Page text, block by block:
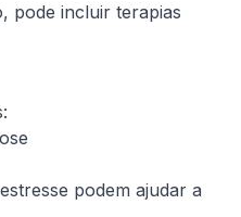
pode incluir terapias
podem ajudar a